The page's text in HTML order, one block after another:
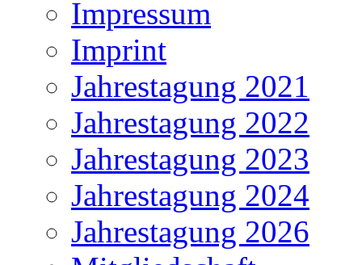
Impressum
Imprint
Jahrestagung 2021
Jahrestagung 2022
Jahrestagung 2023
Jahrestagung 2024
Jahrestagung 2026